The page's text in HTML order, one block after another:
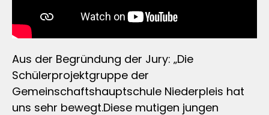
Aus der Begründung der Jury: „Die
Schülerprojektgruppe der
Gemeinschaftshauptschule Niederpleis hat
uns sehr bewegt.Diese mutigen jungen